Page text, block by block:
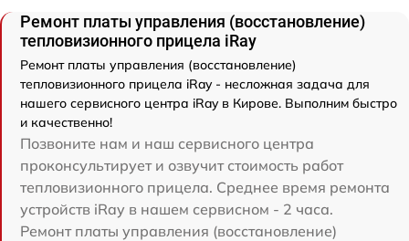
Ремонт платы управления (восстановление)
тепловизионного прицела iRay
Ремонт платы управления (восстановление)
тепловизионного прицела iRay - несложная задача для
нашего сервисного центра iRay в Кирове. Выполним быстро
и качественно!
Позвоните нам и наш сервисного центра
проконсультирует и озвучит стоимость работ
тепловизионного прицела. Среднее время ремонта
устройств iRay в нашем сервисном - 2 часа.
Ремонт платы управления (восстановление)